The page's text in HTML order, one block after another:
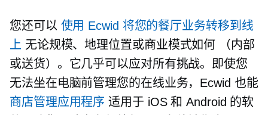
您还可以 使用 Ecwid 将您的餐厅业务转移到线
上 无论规模、地理位置或商业模式如何
（内部
或送货）。它几乎可以应对所有挑战。即使您
无法坐在电脑前管理您的在线业务，Ecwid 也能
商店管理应用程序 适用于 iOS 和 Android 的软